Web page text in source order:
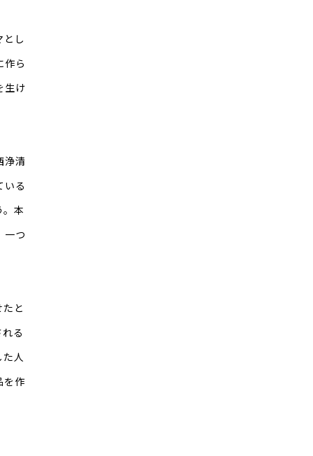
とし
作ら
生け
浄清
いる
。本
一つ
と
る
た人
を作